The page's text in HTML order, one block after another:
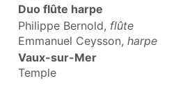
Duo flûte harpe
Philippe Bernold, flûte
Emmanuel Ceysson, harpe
Vaux-sur-Mer
Temple